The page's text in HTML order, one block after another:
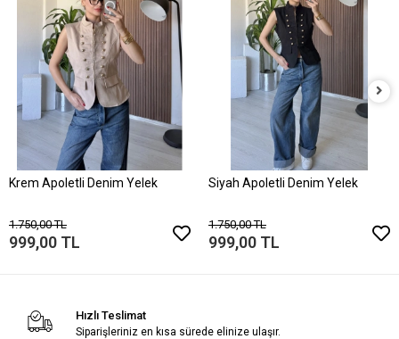
Krem Apoletli Denim Yelek
1.750,00 TL
999,00 TL
Siyah Apoletli Denim Yelek
1.750,00 TL
999,00 TL
Hızlı Teslimat
Siparişleriniz en kısa sürede elinize ulaşır.